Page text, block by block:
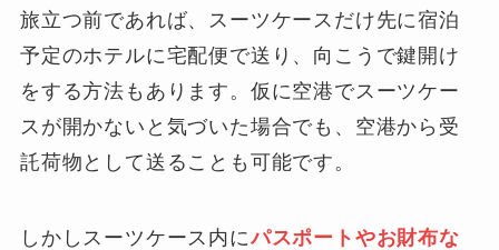
旅立つ前であれば、スーツケースだけ先に宿泊
予定のホテルに宅配便で送り、向こうで鍵開け
をする方法もあります。仮に空港でスーツケー
スが開かないと気づいた場合でも、空港から受
託荷物として送ることも可能です。
しかしスーツケース内にパスポートやお財布な